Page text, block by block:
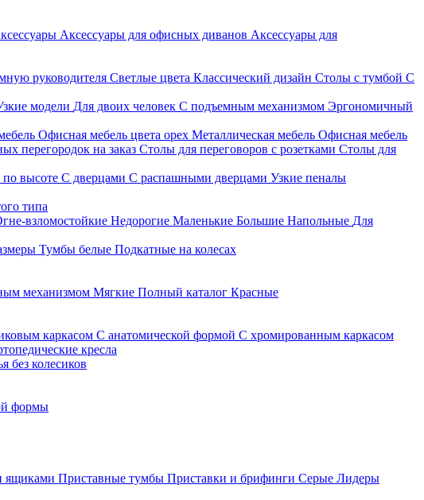
Аксессуары для офисных диванов Аксессуары для
руководителя Светлые цвета Классический дизайн Столы с тумбой С
модели Для двоих человек С подъемным механизмом Эргономичный
Офисная мебель цвета орех Металлическая мебель Офисная мебель
перегородок на заказ Столы для переговоров с розетками Столы для
высоте С дверцами С распашными дверцами Узкие пеналы
типа
взломостойкие Недорогие Маленькие Большие Напольные Для
Тумбы белые Подкатные на колесах
механизмом Мягкие Полный каталог Красные
каркасом С анатомической формой С хромированным каркасом
кресла
без колесиков
формы
ящиками Приставные тумбы Приставки и брифинги Серые Лидеры